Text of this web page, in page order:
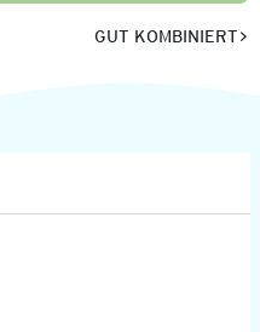
GUT KOMBINIERT